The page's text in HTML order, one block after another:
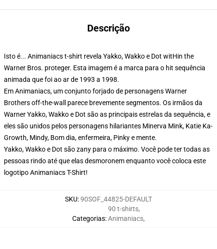
Descrição
Isto é... Animaniacs t-shirt revela Yakko, Wakko e Dot witHin the
Warner Bros. proteger. Esta imagem é a marca para o hit sequência
animada que foi ao ar de 1993 a 1998.
Em Animaniacs, um conjunto forjado de personagens Warner
Brothers off-the-wall parece brevemente segmentos. Os irmãos da
Warner Yakko, Wakko e Dot são as principais estrelas da sequência, e
eles são unidos pelos personagens hilariantes Minerva Mink, Katie Ka-
Growth, Mindy, Bom dia, enfermeira, Pinky e mente.
Yakko, Wakko e Dot são zany para o máximo. Você pode ter todas as
pessoas rindo até que elas desmoronem enquanto você coloca este
logotipo Animaniacs T-Shirt!
SKU:90SOF_44825-DEFAULT
Categorias:
90 t-shirts,
Animaniacs,